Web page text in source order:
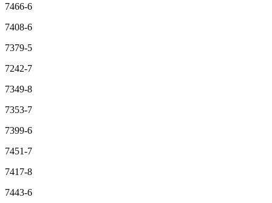
7466-6
7408-6
7379-5
7242-7
7349-8
7353-7
7399-6
7451-7
7417-8
7443-6